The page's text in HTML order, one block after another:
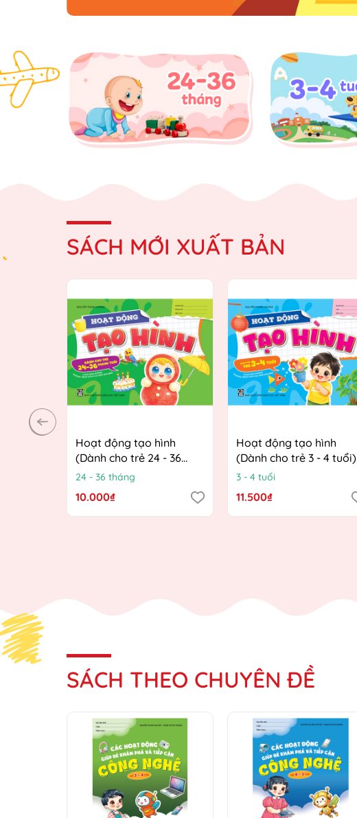
SÁCH MỚI XUẤT BẢN
Hoạt động tạo hình
(Dành cho trẻ 24 - 36
tháng tuổi) (Theo định
hướng Chương trình Giáo
dục mầm non mới)
24 - 36 tháng
10.000₫
Hoạt động tạo hình
(Dành cho trẻ 3 - 4 tuổi)
(Theo định hướng
mầm non mới)
3 - 4 tuổi
11.500₫
SÁCH THEO CHUYÊN ĐỀ